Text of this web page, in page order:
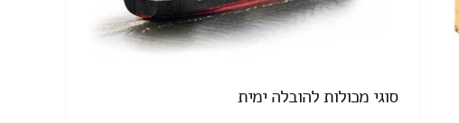
סוגי מכולות להובלה ימית